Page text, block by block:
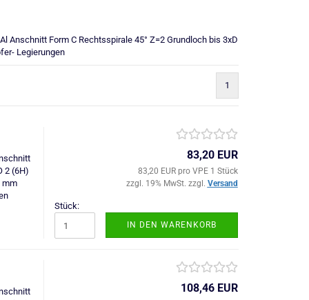
Anschnitt Form C Rechtsspirale 45° Z=2 Grundloch bis 3xD
Legierungen
1
2 (6H)
mm
83,20 EUR
83,20 EUR pro VPE 1 Stück
zzgl. 19% MwSt. zzgl. Versand
Stück:
IN DEN WARENKORB
108,46 EUR